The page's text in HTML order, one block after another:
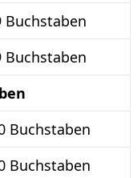
Buchstaben
Buchstaben
Buchstaben
Buchstaben